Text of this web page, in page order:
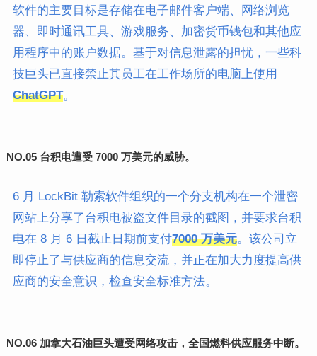
软件的主要目标是存储在电子邮件客户端、网络浏览
器、即时通讯工具、游戏服务、加密货币钱包和其他应
用程序中的账户数据。基于对信息泄露的担忧，一些科
技巨头已直接禁止其员工在工作场所的电脑上使用
ChatGPT。
NO.05 台积电遭受 7000 万美元的威胁。
6 月 LockBit 勒索软件组织的一个分支机构在一个泄密
网站上分享了台积电被盗文件目录的截图，并要求台积
电在 8 月 6 日截止日期前支付7000 万美元。该公司立
即停止了与供应商的信息交流，并正在加大力度提高供
应商的安全意识，检查安全标准方法。
NO.06加拿大石油巨头遭受网络攻击，全国燃料供应服务中断。